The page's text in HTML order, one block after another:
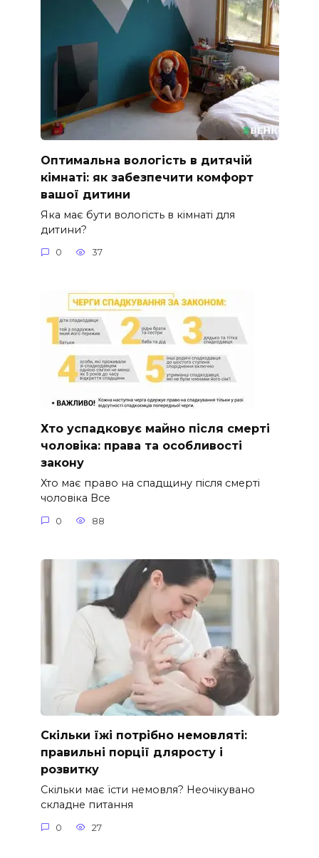
Оптимальна вологість в дитячій
кімнаті: як забезпечити комфорт
вашої дитини
Яка має бути вологість в кімнаті для
дитини?
0 37
Хто успадковує майно після смерті
чоловіка: права та особливості
закону
Хто має право на спадщину після смерті
чоловіка Все
0 88
Скільки їжі потрібно немовляті:
правильні порції дляросту і
розвитку
Скільки має їсти немовля? Неочікувано
складне питання
0 27